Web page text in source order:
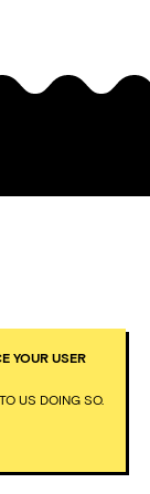
YOUR USER
US DOING SO.